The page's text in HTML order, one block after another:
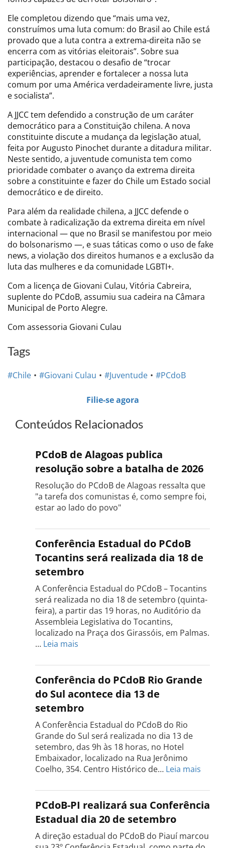
Ele completou dizendo que “mais uma vez,
construímos uma luta comum: do Brasil ao Chile está
provado que a luta contra a extrema-direita não se
encerra com as vitórias eleitorais”. Sobre sua
participação, destacou o desafio de “trocar
experiências, aprender e fortalecer a nossa luta
comum por uma América verdadeiramente livre, justa
e socialista”.
A JJCC tem defendido a construção de um caráter
democrático para a Constituição chilena. A nova
constituinte discute a mudança da legislação atual,
feita por Augusto Pinochet durante a ditadura militar.
Neste sentido, a juventude comunista tem como
prioridade combater o avanço da extrema direita
sobre a constituinte e fazer do Chile um Estado social
democrático e de direito.
Para além da realidade chilena, a JJCC defende o
combate à radicalização da extrema direita em nível
internacional — que no Brasil se manifestou por meio
do bolsonarismo —, e suas táticas como o uso de fake
news, a violação dos direitos humanos e a exclusão da
luta das mulheres e da comunidade LGBTI+.
Com a licença de Giovani Culau, Vitória Cabreira,
suplente do PCdoB, assumiu sua cadeira na Câmara
Municipal de Porto Alegre.
Com assessoria Giovani Culau
Tags
#Chile #Giovani Culau #Juventude #PCdoB
Filie-se agora
Conteúdos Relacionados
PCdoB de Alagoas publica
resolução sobre a batalha de 2026
Resolução do PCdoB de Alagoas ressalta que
"a tarefa dos comunistas é, como sempre foi,
estar ao lado do povo"
Conferência Estadual do PCdoB
Tocantins será realizada dia 18 de
setembro
A Conferência Estadual do PCdoB – Tocantins
será realizada no dia 18 de setembro (quinta-
feira), a partir das 19 horas, no Auditório da
Assembleia Legislativa do Tocantins,
localizado na Praça dos Girassóis, em Palmas.
… Leia mais
Estadual
do
PCdoB
Tocantins
será
realizada
dia
18
de
setembro
Conferência do PCdoB Rio Grande
do Sul acontece dia 13 de
setembro
A Conferência Estadual do PCdoB do Rio
Grande do Sul será realizada no dia 13 de
setembro, das 9h às 18 horas, no Hotel
Embaixador, localizado na Rua Jerônimo
Coelho, 354. Centro Histórico de… Leia mais
do
PCdoB
Rio
do
Sul
PCdoB-PI realizará sua Conferência
Estadual dia 20 de setembro
A direção estadual do PCdoB do Piauí marcou